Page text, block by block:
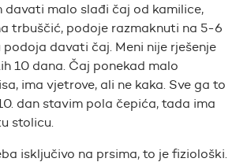
davati malo slađi čaj od kamilice,
trbuščić, podoje razmaknuti na 5-6
podoja davati čaj. Meni nije rješenje
10 dana. Čaj ponekad malo
ima vjetrove, ali ne kaka. Sve ga to
dan stavim pola čepića, tada ima
stolicu.
isključivo na prsima, to je fiziološki.